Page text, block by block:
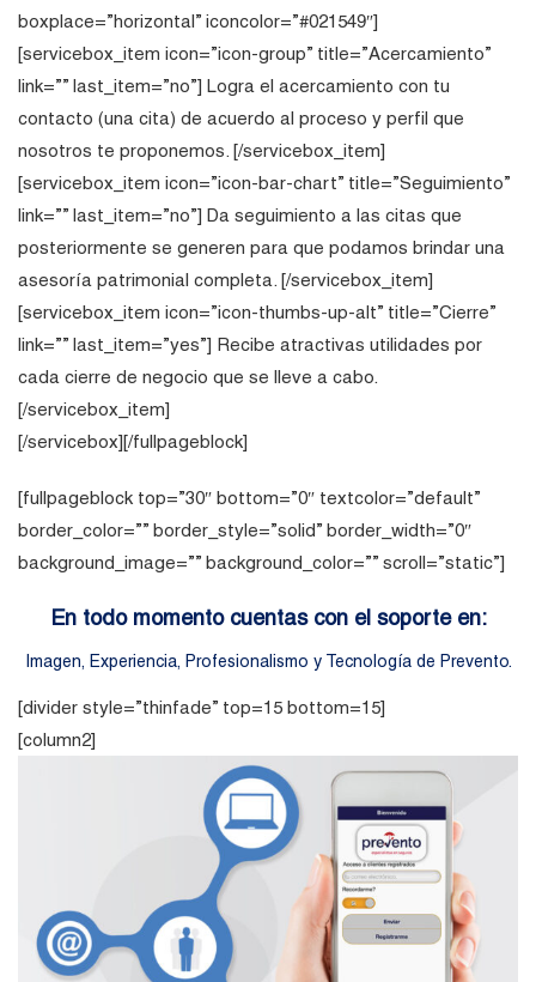
boxplace=”horizontal” iconcolor=”#021549″]
[servicebox_item icon=”icon-group” title=”Acercamiento”
link=”” last_item=”no”] Logra el acercamiento con tu
contacto (una cita) de acuerdo al proceso y perfil que
nosotros te proponemos. [/servicebox_item]
[servicebox_item icon=”icon-bar-chart” title=”Seguimiento”
link=”” last_item=”no”] Da seguimiento a las citas que
posteriormente se generen para que podamos brindar una
asesoría patrimonial completa. [/servicebox_item]
[servicebox_item icon=”icon-thumbs-up-alt” title=”Cierre”
link=”” last_item=”yes”] Recibe atractivas utilidades por
cada cierre de negocio que se lleve a cabo.
[/servicebox_item]
[/servicebox][/fullpageblock]
[fullpageblock top=”30″ bottom=”0″ textcolor=”default”
border_color=”” border_style=”solid” border_width=”0″
background_image=”” background_color=”” scroll=”static”]
En todo momento cuentas con el soporte en:
Imagen, Experiencia, Profesionalismo y Tecnología de Prevento.
[divider style=”thinfade” top=15 bottom=15]
[column2]